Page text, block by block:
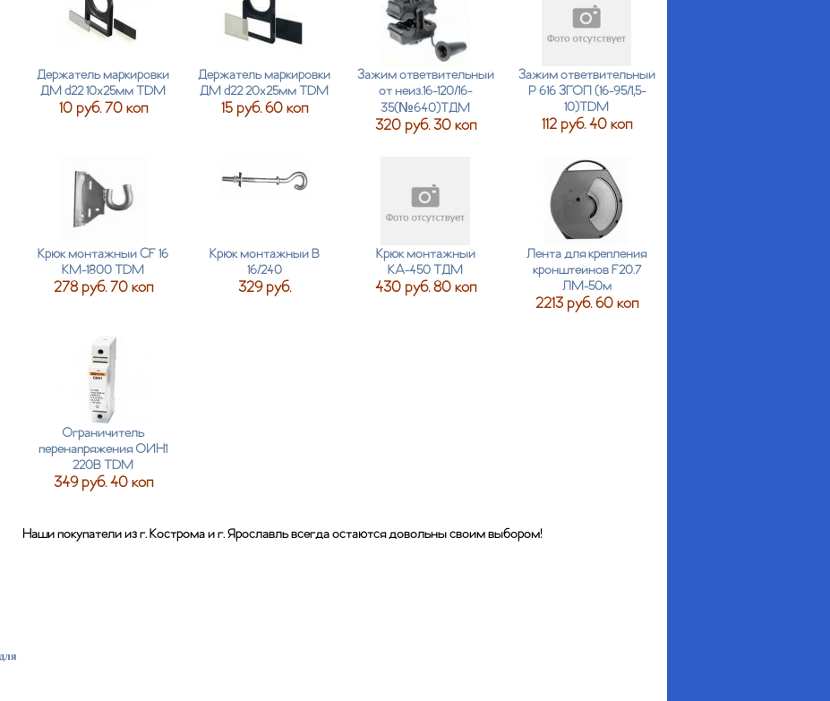
Держатель маркировки
ДМ d22 10х25мм TDM
10 руб. 70 коп
Держатель маркировки
ДМ d22 20х25мм TDM
15 руб. 60 коп
Зажим ответвительный
от неиз.16-120/16-
35(№640)ТДМ
320 руб. 30 коп
Зажим ответвительный
Р 616 ЗГОП (16-95/1,5-
10)TDM
112 руб. 40 коп
Крюк монтажный CF 16
КМ-1800 TDM
278 руб. 70 коп
Крюк монтажный В
16/240
329 руб.
Крюк монтажный
КА-450 ТДМ
430 руб. 80 коп
Лента для крепления
кронштейнов F20.7
ЛМ-50м
2213 руб. 60 коп
Ограничитель
перенапряжения ОИН1
220В TDM
349 руб. 40 коп
Наши покупатели из г. Кострома и г. Ярославль всегда остаются довольны своим выбором!